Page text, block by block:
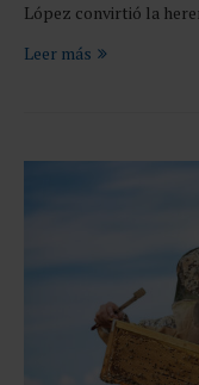
López convirtió la
Leer más